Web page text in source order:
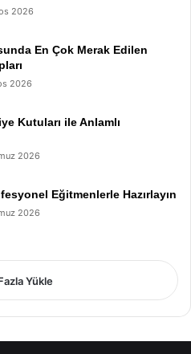
2026
En Çok Merak Edilen
2026
Kutuları ile Anlamlı
2026
Eğitmenlerle Hazırlayın
2026
Yükle